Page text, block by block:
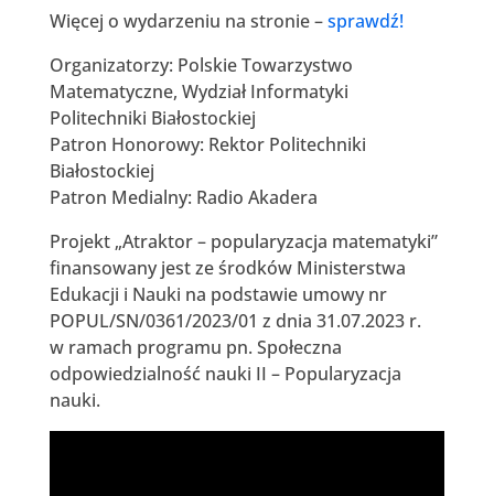
Więcej o wydarzeniu na stronie –sprawdź!
Organizatorzy: Polskie Towarzystwo
Matematyczne, Wydział Informatyki
Politechniki Białostockiej
Patron Honorowy: Rektor Politechniki
Białostockiej
Patron Medialny: Radio Akadera
Projekt „Atraktor – popularyzacja matematyki”
finansowany jest ze środków Ministerstwa
Edukacji i Nauki na podstawie umowy nr
POPUL/SN/0361/2023/01 z dnia 31.07.2023 r.
w ramach programu pn. Społeczna
odpowiedzialność nauki II – Popularyzacja
nauki.